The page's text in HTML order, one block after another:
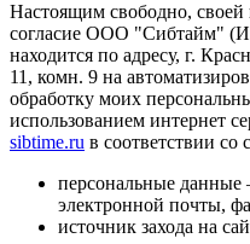
Настоящим свободно, своей
согласие ООО "Сибтайм"
находится по адресу, г.
11, комн. 9 на
обработку моих
использованием интернет
sibtime.ru в соответствии
персональные данные
электронной почты,
источник захода на